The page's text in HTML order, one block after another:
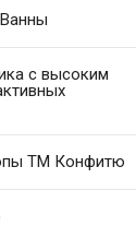
с высоким
ТМ Конфитю